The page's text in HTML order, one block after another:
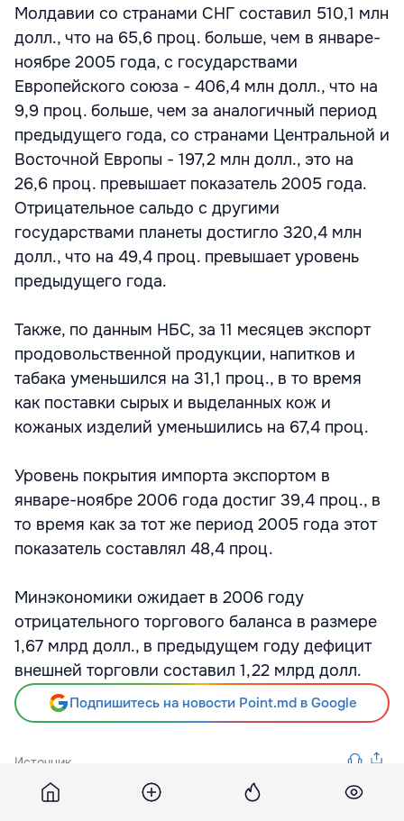
Молдавии со странами СНГ составил 510,1 млн
долл., что на 65,6 проц. больше, чем в январе-
ноябре 2005 года, с государствами
Европейского союза - 406,4 млн долл., что на
9,9 проц. больше, чем за аналогичный период
предыдущего года, со странами Центральной и
Восточной Европы - 197,2 млн долл., это на
26,6 проц. превышает показатель 2005 года.
Отрицательное сальдо с другими
государствами планеты достигло 320,4 млн
долл., что на 49,4 проц. превышает уровень
предыдущего года.
Также, по данным НБС, за 11 месяцев экспорт
продовольственной продукции, напитков и
табака уменьшился на 31,1 проц., в то время
как поставки сырых и выделанных кож и
кожаных изделий уменьшились на 67,4 проц.
Уровень покрытия импорта экспортом в
январе-ноябре 2006 года достиг 39,4 проц., в
то время как за тот же период 2005 года этот
показатель составлял 48,4 проц.
Минэкономики ожидает в 2006 году
отрицательного торгового баланса в размере
1,67 млрд долл., в предыдущем году дефицит
внешней торговли составил 1,22 млрд долл.
Подпишитесь на новости Point.md в Google
Источник